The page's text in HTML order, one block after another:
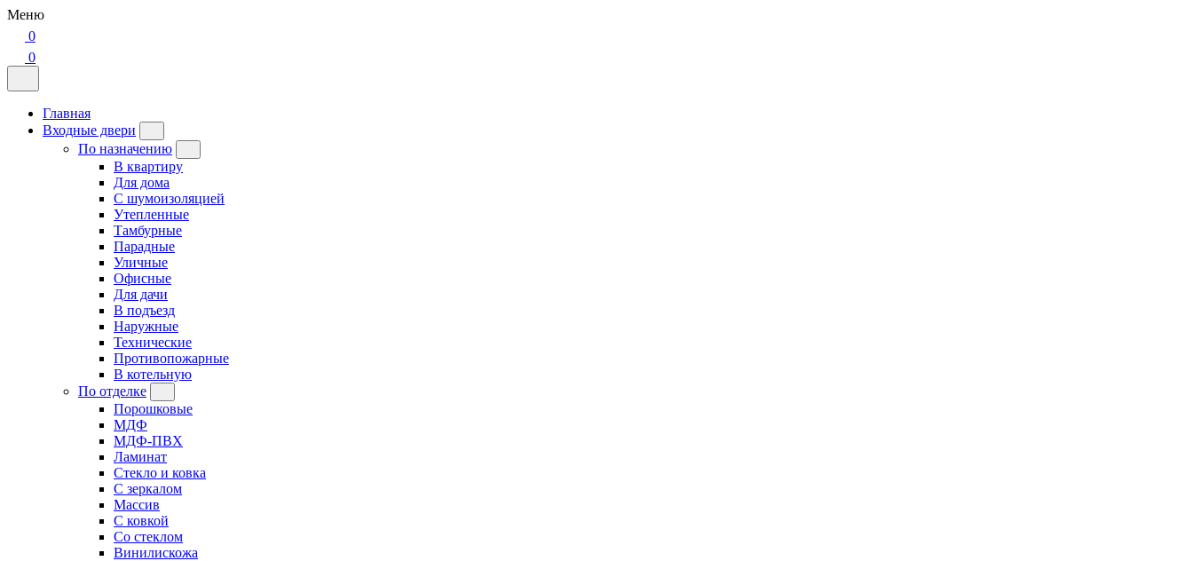
Меню
0
0
Главная
Входные двери
По назначению
В квартиру
Для дома
С шумоизоляцией
Утепленные
Тамбурные
Парадные
Уличные
Офисные
Для дачи
В подъезд
Наружные
Технические
Противопожарные
В котельную
По отделке
Порошковые
МДФ
МДФ-ПВХ
Ламинат
Стекло и ковка
С зеркалом
Массив
С ковкой
Со стеклом
Винилискожа